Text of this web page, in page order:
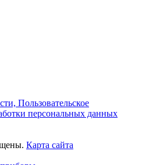
Пользовательское
персональных данных
Карта сайта